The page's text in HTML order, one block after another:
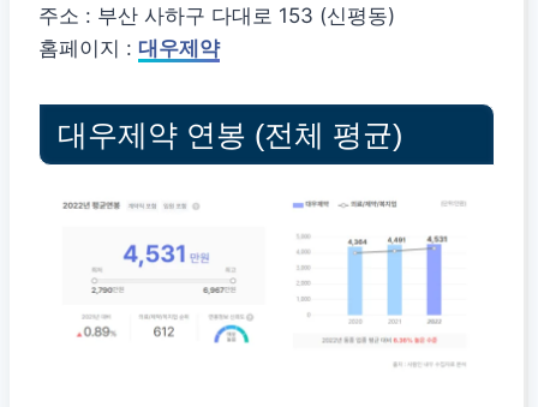
주소 : 부산 사하구 다대로 153 (신평동)
홈페이지 : 대우제약
대우제약 연봉 (전체 평균)